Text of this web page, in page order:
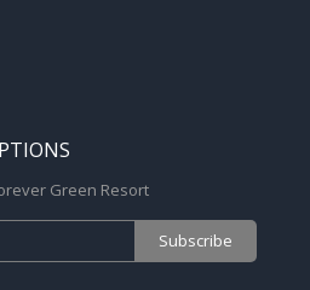
Green Resort
Subscribe